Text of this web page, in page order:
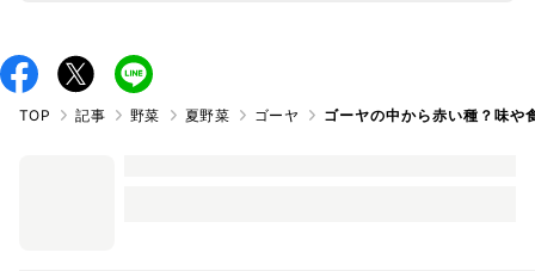
TOP 記事 野菜 夏野菜 ゴーヤ ゴーヤの中から赤い種？味や